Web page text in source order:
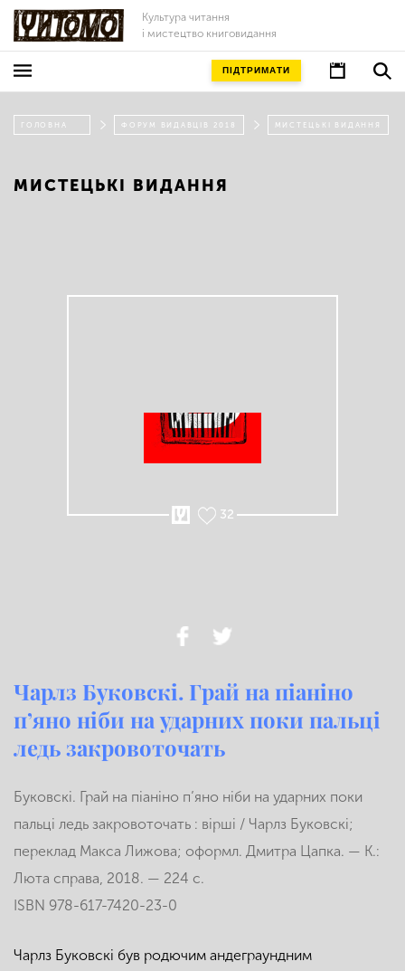
Культура читання
і мистецтво книговидання
ПІДТРИМАТИ
ГОЛОВНА ФОРУМ ВИДАВЦІВ 2018 МИСТЕЦЬКІ ВИДАННЯ
МИСТЕЦЬКІ ВИДАННЯ
32
Чарлз Буковскі. Грай на піаніно
п’яно ніби на ударних поки пальці
ледь закровоточать
Буковскі. Грай на піаніно п’яно ніби на ударних поки
пальці ледь закровоточать : вірші / Чарлз Буковскі;
переклад Макса Лижова; оформл. Дмитра Цапка. — К.:
Люта справа, 2018. — 224 с.
ISBN 978-617-7420-23-0
Чарлз Буковскі був родючим андеграундним